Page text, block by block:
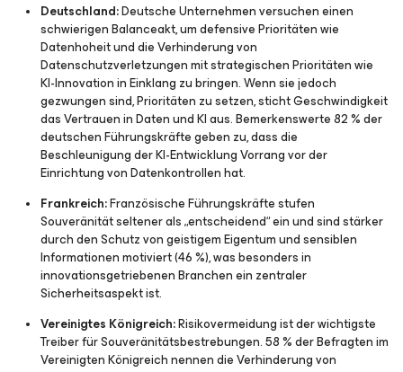
Deutschland:Deutsche Unternehmen versuchen einen
schwierigen Balanceakt, um defensive Prioritäten wie
Datenhoheit und die Verhinderung von
Datenschutzverletzungen mit strategischen Prioritäten wie
KI-Innovation in Einklang zu bringen. Wenn sie jedoch
gezwungen sind, Prioritäten zu setzen, sticht Geschwindigkeit
das Vertrauen in Daten und KI aus. Bemerkenswerte 82 % der
deutschen Führungskräfte geben zu, dass die
Beschleunigung der KI-Entwicklung Vorrang vor der
Einrichtung von Datenkontrollen hat.
Frankreich:Französische Führungskräfte stufen
Souveränität seltener als „entscheidend“ ein und sind stärker
durch den Schutz von geistigem Eigentum und sensiblen
Informationen motiviert (46 %), was besonders in
innovationsgetriebenen Branchen ein zentraler
Sicherheitsaspekt ist.
Vereinigtes Königreich:Risikovermeidung ist der wichtigste
Treiber für Souveränitätsbestrebungen. 58 % der Befragten im
Vereinigten Königreich nennen die Verhinderung von